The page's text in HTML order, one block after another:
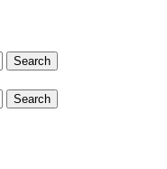
Search
Search